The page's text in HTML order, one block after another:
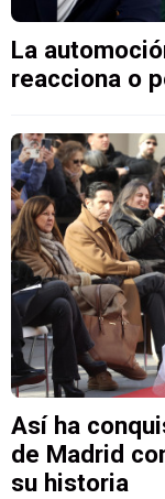
La
reacciona o
Así ha
de Madrid
su historia